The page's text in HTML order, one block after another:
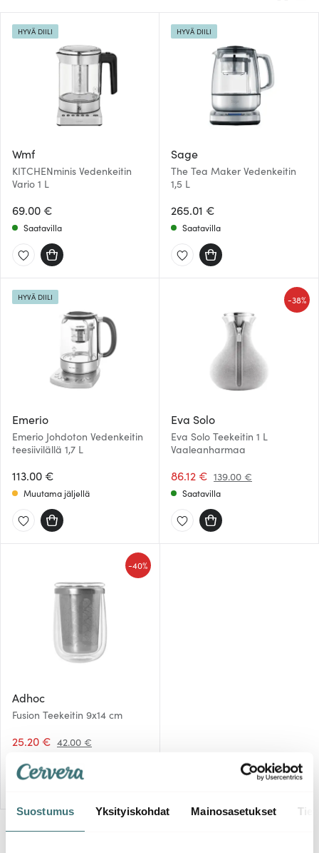
Suostumus Yksityiskohdat Mainosasetukset
Wmf
KITCHENminis Vedenkeitin
Vario 1 L
69.00 €
HYVÄ DIILI
Saatavilla
Sage
The Tea Maker Vedenkeitin
1,5 L
265.01 €
HYVÄ DIILI
Saatavilla
Emerio
Emerio Johdoton Vedenkeitin
teesiivilällä 1,7 L
113.00 €
HYVÄ DIILI
Muutama jäljellä
Eva Solo
Eva Solo Teekeitin 1 L
Vaaleanharmaa
86.12 € 139.00 €
-38%
Saatavilla
Adhoc
Fusion Teekeitin 9x14 cm
25.20 € 42.00 €
-40%